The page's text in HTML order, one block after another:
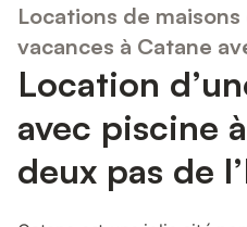
Locations de
vacances à Catane
Location
avec piscine
deux pas de